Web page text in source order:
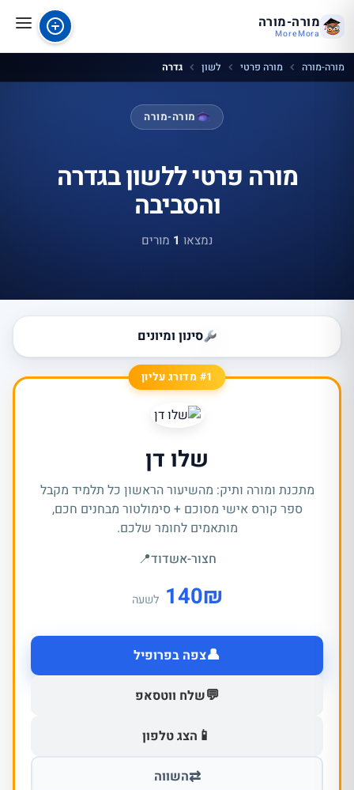
מורה-מורה
MoreMora
מורה-מורה מורה פרטי לשון גדרה
מורה-מורה
מורה פרטי ללשון בגדרה
והסביבה
נמצאו 1 מורים
סינון ומיונים
#1 מדורג עליון
שלו דן
מתכנת ומורה ותיק: מהשיעור הראשון כל תלמיד מקבל
ספר קורס אישי מסוכם + סימולטור מבחנים חכם,
מותאמים לחומר שלכם.
חצור-אשדוד📍
₪
140 לשעה
👤צפה בפרופיל
💬שלח ווטסאפ
📱 הצג טלפון
⇄השווה